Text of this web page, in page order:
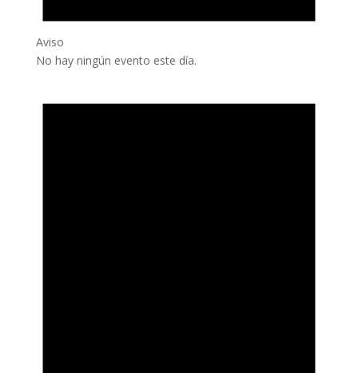
Aviso
No hay ningún evento este día.